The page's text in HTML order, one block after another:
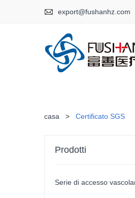
 export@fushanhz.com
casa > Certificato SGS
Prodotti
Serie di accesso